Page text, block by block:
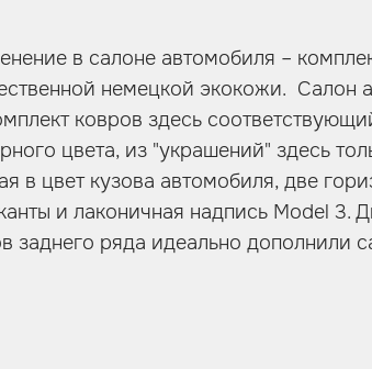
в салоне автомобиля –
немецкой экокожи.
ковров здесь
цвета, из "украшений" здесь
в цвет кузова автомобиля, две
и лаконичная надпись Моdel 3.
заднего ряда идеально дополнили